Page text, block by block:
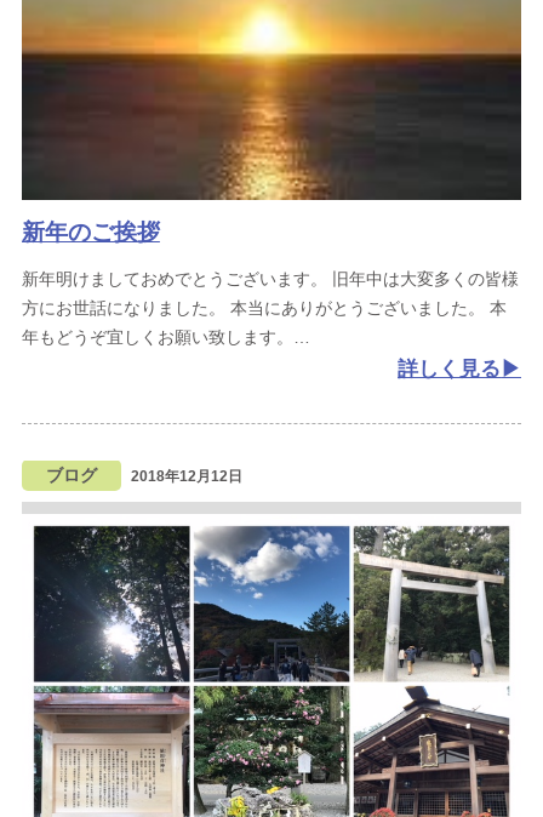
新年のご挨拶
新年明けましておめでとうございます。
旧年中は大変多くの皆様
方にお世話になりました。
本当にありがとうございました。
本
年もどうぞ宜しくお願い致します。
詳しく見る
ブログ 2018年12月12日